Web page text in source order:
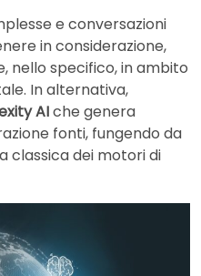
e conversazioni
in considerazione,
nello specifico, in ambito
In alternativa,
AIche genera
fonti, fungendo da
classica dei motori di